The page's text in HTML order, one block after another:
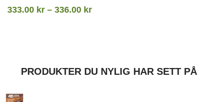
333.00 kr – 336.00 kr
PRODUKTER DU NYLIG HAR SETT PÅ